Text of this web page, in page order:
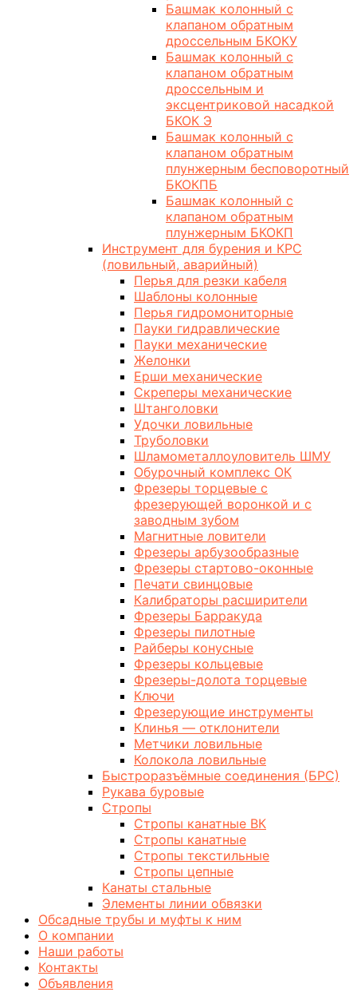
Башмак колонный с
клапаном обратным
дроссельным БКОКУ
Башмак колонный с
клапаном обратным
дроссельным и
эксцентриковой насадкой
БКОК Э
Башмак колонный с
клапаном обратным
плунжерным бесповоротный
БКОКПБ
Башмак колонный с
клапаном обратным
плунжерным БКОКП
Инструмент для бурения и КРС
(ловильный, аварийный)
Перья для резки кабеля
Шаблоны колонные
Перья гидромониторные
Пауки гидравлические
Пауки механические
Желонки
Ерши механические
Скреперы механические
Штанголовки
Удочки ловильные
Труболовки
Шламометаллоуловитель ШМУ
Обурочный комплекс ОК
Фрезеры торцевые с
фрезерующей воронкой и с
заводным зубом
Магнитные ловители
Фрезеры арбузообразные
Фрезеры стартово-оконные
Печати свинцовые
Калибраторы расширители
Фрезеры Барракуда
Фрезеры пилотные
Райберы конусные
Фрезеры кольцевые
Фрезеры-долота торцевые
Ключи
Фрезерующие инструменты
Клинья — отклонители
Метчики ловильные
Колокола ловильные
Быстроразъёмные соединения (БРС)
Рукава буровые
Стропы
Стропы канатные ВК
Стропы канатные
Стропы текстильные
Стропы цепные
Канаты стальные
Элементы линии обвязки
Обсадные трубы и муфты к ним
О компании
Наши работы
Контакты
Объявления